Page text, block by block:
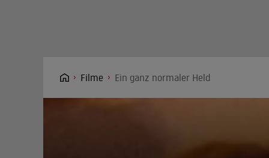
Filme Ein ganz normaler Held